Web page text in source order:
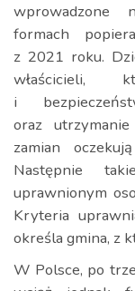
wprowadzone
formach
z 2021 roku.
właścicieli,
i
oraz
zamian
Następnie
uprawnionym
Kryteria
określa gmina, z
W Polsce, po